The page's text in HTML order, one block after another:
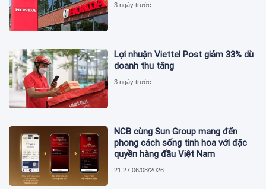
3 ngày trước
Lợi nhuận Viettel Post giảm 33% dù
doanh thu tăng
3 ngày trước
NCB cùng Sun Group mang đến
phong cách sống tinh hoa với đặc
quyền hàng đầu Việt Nam
21:27 06/08/2026